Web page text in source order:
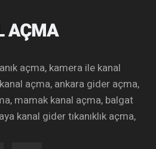
açma, kamera ile kanal
açma, ankara gider açma,
mamak kanal açma, balgat
kanal gider tıkanıklık açma,